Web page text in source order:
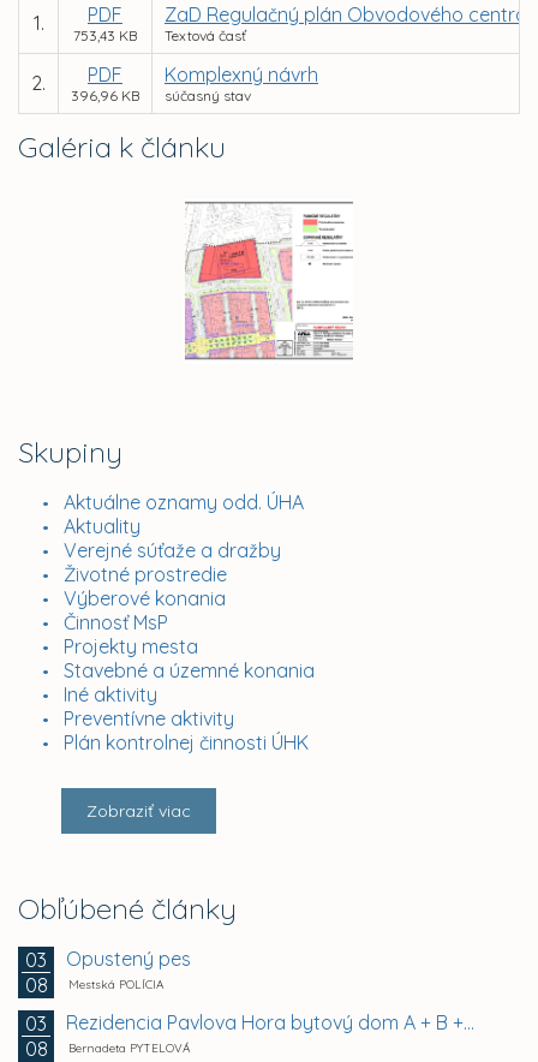
Galéria k článku
Skupiny
Aktuálne oznamy odd. ÚHA
Aktuality
Verejné súťaže a dražby
Životné prostredie
Výberové konania
Činnosť MsP
Projekty mesta
Stavebné a územné konania
Iné aktivity
Preventívne aktivity
Plán kontrolnej činnosti ÚHK
Zobraziť viac
Obľúbené články
03
08
Opustený pes
Mestská POLÍCIA
03
08
Rezidencia Pavlova Hora bytový dom A + B +...
Bernadeta PYTELOVÁ
1. PDF
753,43 KB
ZaD Regulačný plán Obvodového centra
Textová časť
2. PDF
396,96 KB
Komplexný návrh
súčasný stav